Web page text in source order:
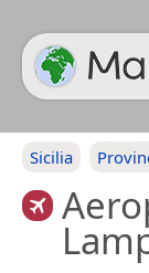
Sicilia